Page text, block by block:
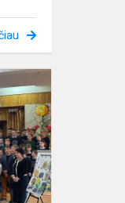
gamtos
saugojimui
įvertinimas